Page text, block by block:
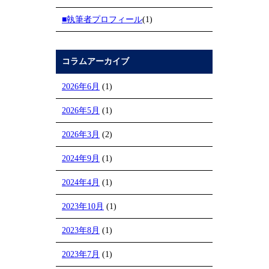
■執筆者プロフィール(1)
コラムアーカイブ
2026年6月 (1)
2026年5月 (1)
2026年3月 (2)
2024年9月 (1)
2024年4月 (1)
2023年10月 (1)
2023年8月 (1)
2023年7月 (1)